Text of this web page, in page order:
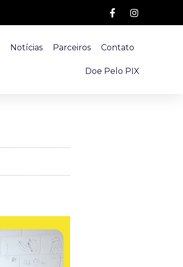
Notícias Parceiros Contato
Doe Pelo PIX